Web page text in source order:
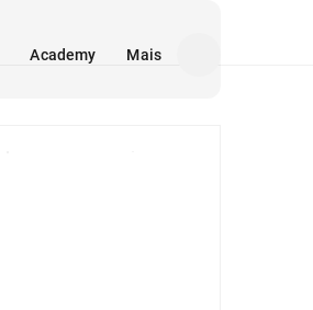
Academy Mais